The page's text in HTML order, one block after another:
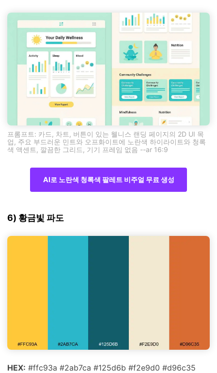
프롬프트: 카드, 차트, 버튼이 있는 웰니스 랜딩 페이지의 2D UI 목
업, 주요 부드러운 민트와 오프화이트에 노란색 하이라이트와 청록
색 액센트, 깔끔한 그리드, 기기 프레임 없음 --ar 16:9
AI로 노란색 청록색 팔레트 비주얼 무료 생성
6) 황금빛 파도
HEX: #ffc93a #2ab7ca #125d6b #f2e9d0 #d96c35